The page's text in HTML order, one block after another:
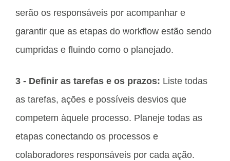
serão os responsáveis por acompanhar e
garantir que as etapas do workflow estão sendo
cumpridas e fluindo como o planejado.
3 - Definir as tarefas e os prazos: Liste todas
as tarefas, ações e possíveis desvios que
competem àquele processo. Planeje todas as
etapas conectando os processos e
colaboradores responsáveis por cada ação.